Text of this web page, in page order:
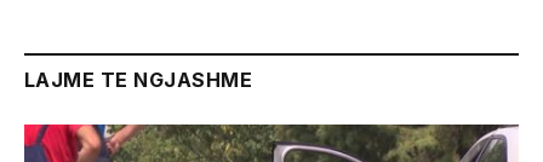
LAJME TE NGJASHME